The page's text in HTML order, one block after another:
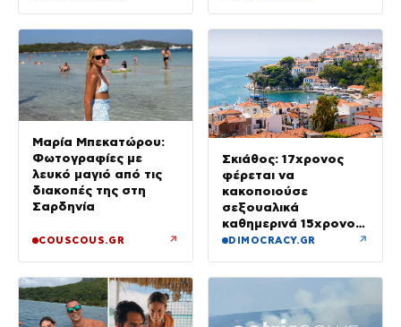
Μαρία Μπεκατώρου:
Φωτογραφίες με
λευκό μαγιό από τις
διακοπές της στη
Σαρδηνία
COUSCOUS.GR ↗
Σκιάθος: 17χρονος
φέρεται να
κακοποιούσε
σεξουαλικά
καθημερινά 15χρονο
και να τον εκβίαζε με
DIMOCRACY.GR ↗